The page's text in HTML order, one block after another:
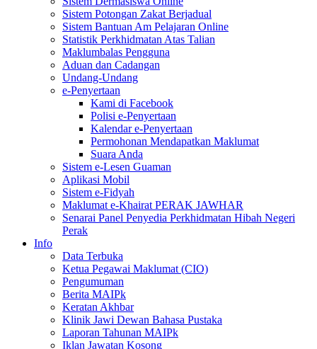
Sistem Potongan Zakat Berjadual
Sistem Bantuan Am Pelajaran Online
Statistik Perkhidmatan Atas Talian
Maklumbalas Pengguna
Aduan dan Cadangan
Undang-Undang
e-Penyertaan
Kami di Facebook
Polisi e-Penyertaan
Kalendar e-Penyertaan
Permohonan Mendapatkan Maklumat
Suara Anda
Sistem e-Lesen Guaman
Aplikasi Mobil
Sistem e-Fidyah
Maklumat e-Khairat PERAK JAWHAR
Senarai Panel Penyedia Perkhidmatan Hibah Negeri
Perak
Info
Data Terbuka
Ketua Pegawai Maklumat (CIO)
Pengumuman
Berita MAIPk
Keratan Akhbar
Klinik Jawi Dewan Bahasa Pustaka
Laporan Tahunan MAIPk
Iklan Jawatan Kosong